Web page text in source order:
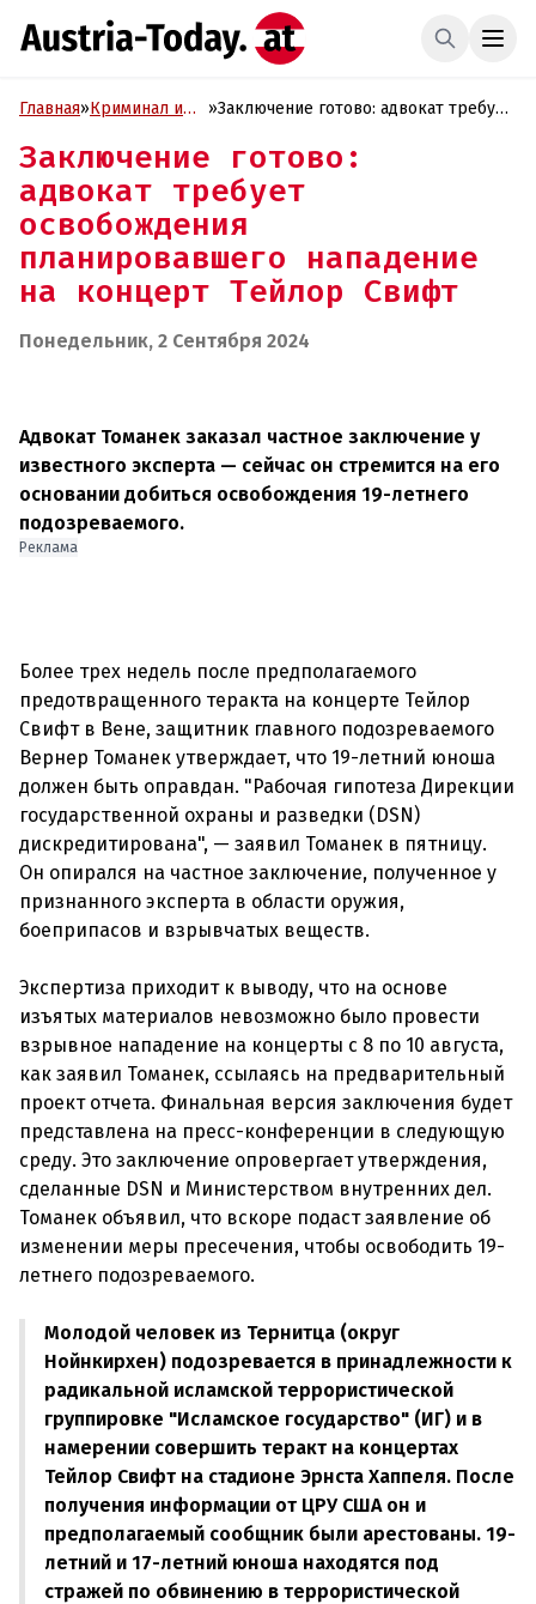
Главная»Криминал и
»Заключение готово: адвокат требует
нападение на концерт Тейлор Свифт
Заключение готово:
адвокат требует
освобождения
планировавшего нападение
на концерт Тейлор Свифт
Понедельник, 2 Сентября 2024
Адвокат Томанек заказал частное заключение у
известного эксперта — сейчас он стремится на его
основании добиться освобождения 19-летнего
подозреваемого.
Реклама
Более трех недель после предполагаемого
предотвращенного теракта на концерте Тейлор
Свифт в Вене, защитник главного подозреваемого
Вернер Томанек утверждает, что 19-летний юноша
должен быть оправдан. "Рабочая гипотеза Дирекции
государственной охраны и разведки (DSN)
дискредитирована", — заявил Томанек в пятницу.
Он опирался на частное заключение, полученное у
признанного эксперта в области оружия,
боеприпасов и взрывчатых веществ.
Экспертиза приходит к выводу, что на основе
изъятых материалов невозможно было провести
взрывное нападение на концерты с 8 по 10 августа,
как заявил Томанек, ссылаясь на предварительный
проект отчета. Финальная версия заключения будет
представлена на пресс-конференции в следующую
среду. Это заключение опровергает утверждения,
сделанные DSN и Министерством внутренних дел.
Томанек объявил, что вскоре подаст заявление об
изменении меры пресечения, чтобы освободить 19-
летнего подозреваемого.
Молодой человек из Тернитца (округ
Нойнкирхен) подозревается в принадлежности к
радикальной исламской террористической
группировке "Исламское государство" (ИГ) и в
намерении совершить теракт на концертах
Тейлор Свифт на стадионе Эрнста Хаппеля. После
получения информации от ЦРУ США он и
предполагаемый сообщник были арестованы. 19-
летний и 17-летний юноша находятся под
стражей по обвинению в террористической